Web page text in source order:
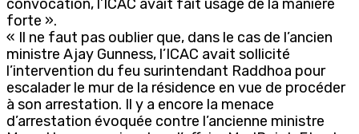
convocation, l’ICAC avait fait usage de la manière
forte ».
« Il ne faut pas oublier que, dans le cas de l’ancien
ministre Ajay Gunness, l’ICAC avait sollicité
l’intervention du feu surintendant Raddhoa pour
escalader le mur de la résidence en vue de procéder
à son arrestation. Il y a encore la menace
d’arrestation évoquée contre l’ancienne ministre